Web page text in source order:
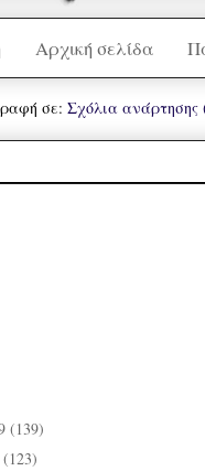
Αρχική σελίδα
σε: Σχόλια ανάρτησης
(139)
(123)